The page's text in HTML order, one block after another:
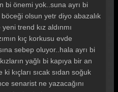
bi önemi yok..suna ayrı bi
olsun yetr diyo abazalık
trend kız aldınmı
kıç korkusu evde
sebep oluyor..hala ayrı bi
yağlı bi kapıya bir an
kıçları sıcak sıdan soğuk
senarist ne yazacağını